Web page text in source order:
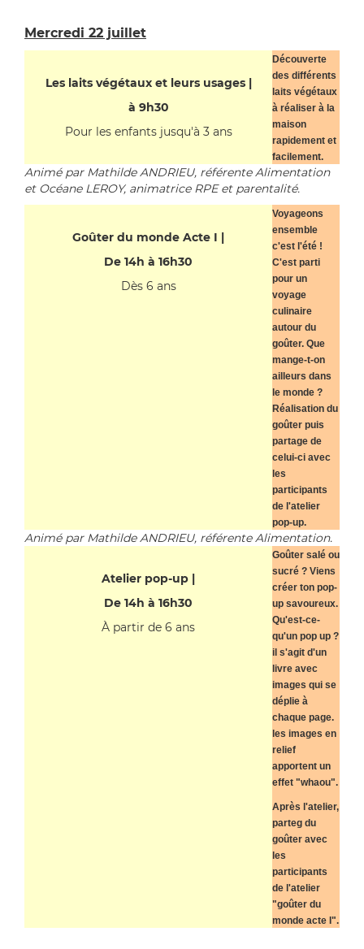
Mercredi 22 juillet
Les laits végétaux et leurs usages |
à 9h30
Pour les enfants jusqu'à 3 ans
Découverte
des différents
laits végétaux
à réaliser à la
maison
rapidement et
facilement.
Animé par Mathilde ANDRIEU, référente Alimentation
et Océane LEROY, animatrice RPE et parentalité.
Goûter du monde Acte I |
De 14h à 16h30
Dès 6 ans
Voyageons
ensemble
c'est l'été !
C'est parti
pour un
voyage
culinaire
autour du
goûter. Que
mange-t-on
ailleurs dans
le monde ?
Réalisation du
goûter puis
partage de
celui-ci avec
les
participants
de l'atelier
pop-up.
Animé par Mathilde ANDRIEU, référente Alimentation.
Atelier pop-up |
De 14h à 16h30
À partir de 6 ans
Goûter salé ou
sucré ? Viens
créer ton pop-
up savoureux.
Qu'est-ce-
qu'un pop up ?
il s'agit d'un
livre avec
images qui se
déplie à
chaque page.
les images en
relief
apportent un
effet "whaou".
Après l'atelier,
parteg du
goûter avec
les
participants
de l'atelier
"goûter du
monde acte I".